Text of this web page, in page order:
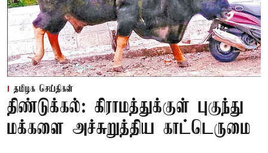
தமிழக செய்திகள்
திண்டுக்கல்: கிராமத்துக்குள் புகுந்து
மக்களை அச்சுறுத்திய காட்டெருமை